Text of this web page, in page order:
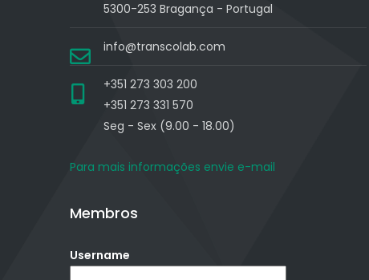
5300-253 Bragança - Portugal
info@transcolab.com
+351 273 303 200
+351 273 331 570
Seg - Sex (9.00 - 18.00)
Para mais informações envie e-mail
Membros
Username